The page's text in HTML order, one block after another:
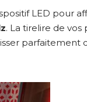
LED pour
. La tirelire de
parfaitement